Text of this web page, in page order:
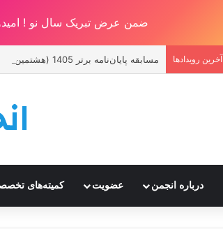
ضمن عرض تبریک سال نو !
آخرین رویدادها مسابقه پايان‌نامه برتر 1405 (هشتمين يادواره دکتر حسين صدقی)
درباره انجمن عضویت کمیته‌های